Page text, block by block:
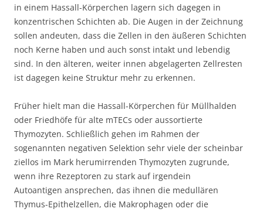
in einem Hassall-Körperchen lagern sich dagegen in
konzentrischen Schichten ab. Die Augen in der Zeichnung
sollen andeuten, dass die Zellen in den äußeren Schichten
noch Kerne haben und auch sonst intakt und lebendig
sind. In den älteren, weiter innen abgelagerten Zellresten
ist dagegen keine Struktur mehr zu erkennen.
Früher hielt man die Hassall-Körperchen für Müllhalden
oder Friedhöfe für alte mTECs oder aussortierte
Thymozyten. Schließlich gehen im Rahmen der
sogenannten negativen Selektion sehr viele der scheinbar
ziellos im Mark herumirrenden Thymozyten zugrunde,
wenn ihre Rezeptoren zu stark auf irgendein
Autoantigen ansprechen, das ihnen die medullären
Thymus-Epithelzellen, die Makrophagen oder die